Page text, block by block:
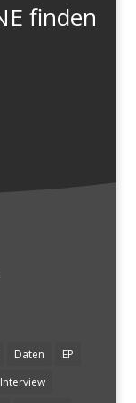
finden
Daten
EP
Interview